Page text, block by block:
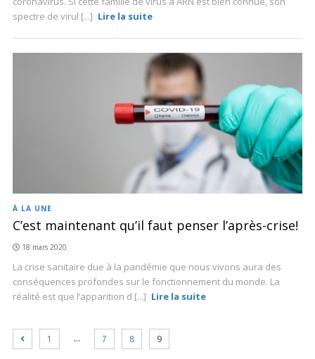
spectre de virul [...] Lire la suite
À LA UNE
C’est maintenant qu’il faut penser l’après-crise!
18 mars 2020
La crise sanitaire due à la pandémie que nous vivons aura des
conséquences profondes sur le fonctionnement du monde. La
réalité est que l’apparition d [...] Lire la suite
1 … 7 8 9